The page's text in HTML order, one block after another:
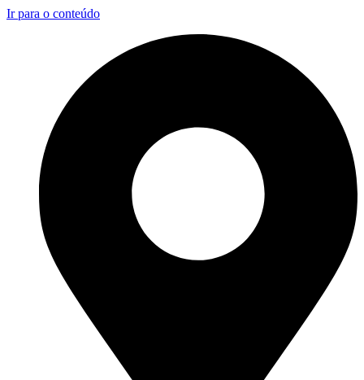
Ir para o conteúdo